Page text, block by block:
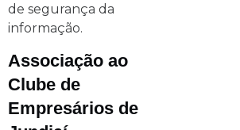
de segurança da
informação.
Associação ao
Clube de
Empresários de